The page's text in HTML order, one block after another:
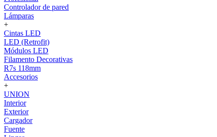
Controlador de pared
Lámparas
+
Cintas LED
LED (Retrofit)
Módulos LED
Filamento Decorativas
R7s 118mm
Accesorios
+
UNION
Interior
Exterior
Cargador
Fuente